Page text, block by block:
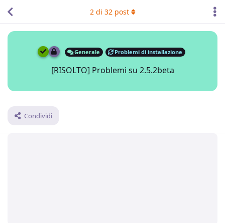
Generale Problemi di installazione
[RISOLTO] Problemi su 2.5.2beta
Condividi
2di 32post